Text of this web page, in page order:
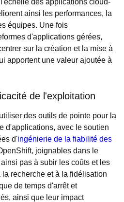
des applications cloud-
ainsi les performances, la
équipes. Une fois
d'applications gérées,
sur la création et la mise à
apportent une valeur ajoutée à
de l'exploitation
des outils de pointe pour la
d'applications, avec le soutien
d'ingénierie de la fiabilité des
joignables dans le
pas à subir les coûts et les
recherche et à la fidélisation
de temps d'arrêt et
ainsi que leur impact